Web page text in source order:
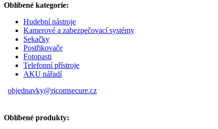
Oblíbené kategorie:
Hudební nástroje
Kamerové a zabezpečovací systémy
Sekačky
Postřikovače
Fotopasti
Telefonní přístroje
AKU nářadí
objednavky@ricomsecure.cz
Oblíbené produkty: